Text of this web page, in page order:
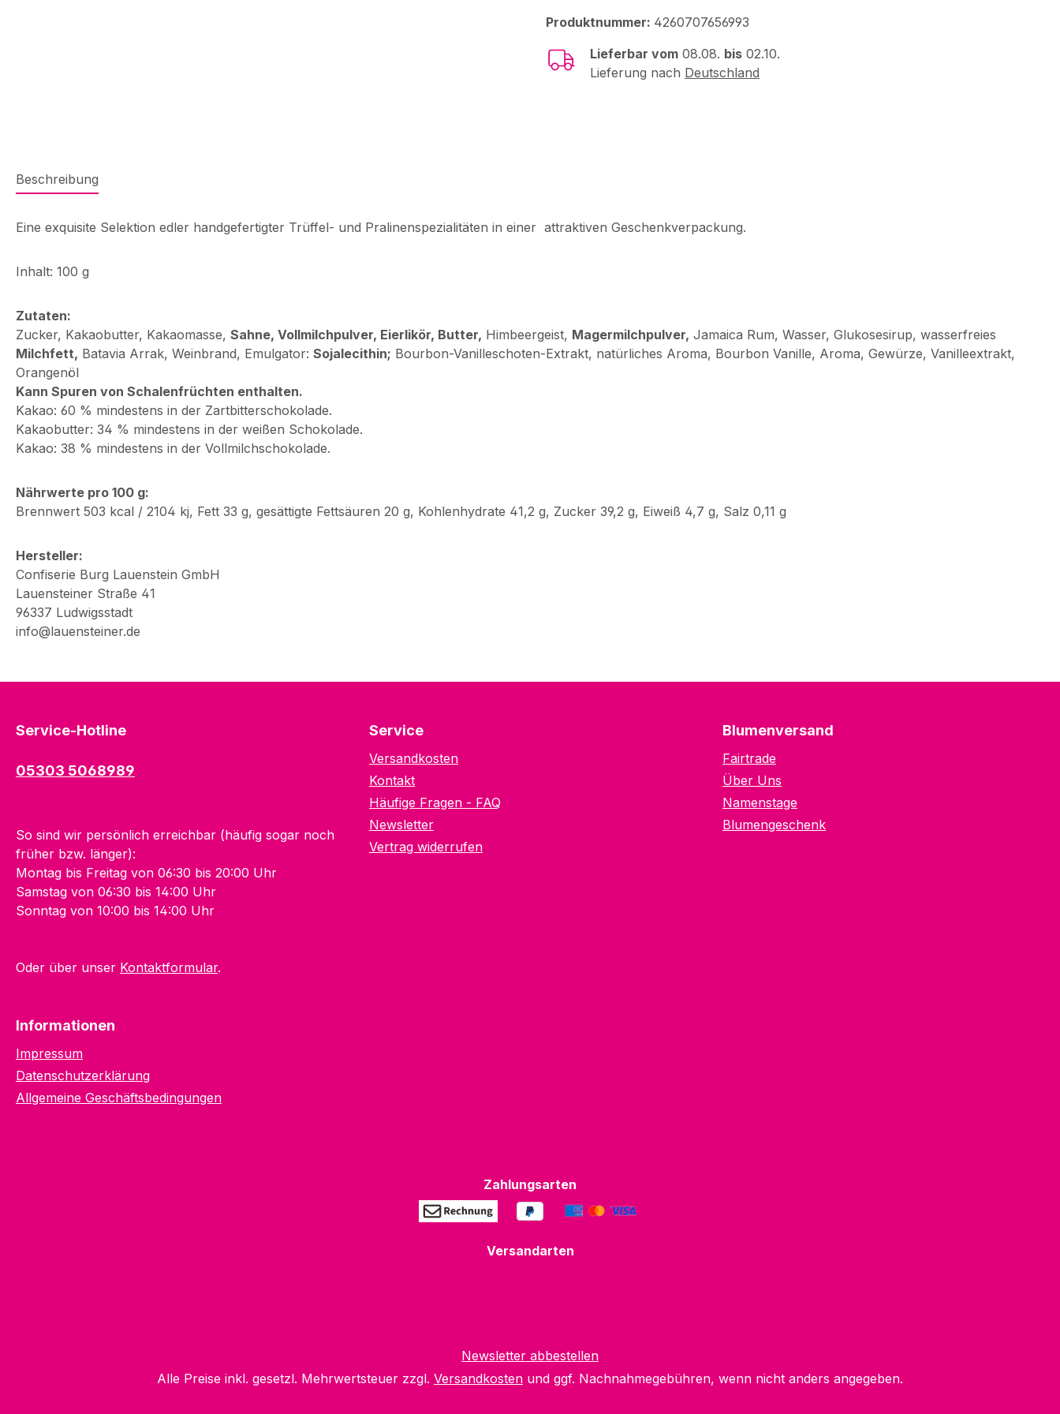
Produktnummer: 4260707656993
Lieferbar vom 08.08. bis 02.10.
Lieferung nach Deutschland
Beschreibung
Eine exquisite Selektion edler handgefertigter Trüffel- und Pralinenspezialitäten in einer attraktiven Geschenkverpackung.
Inhalt: 100 g
Zutaten:
Zucker, Kakaobutter, Kakaomasse, Sahne, Vollmilchpulver, Eierlikör, Butter, Himbeergeist, Magermilchpulver, Jamaica Rum, Wasser, Glukosesirup, wasserfreies
Milchfett, Batavia Arrak, Weinbrand, Emulgator: Sojalecithin; Bourbon-Vanilleschoten-Extrakt, natürliches Aroma, Bourbon Vanille, Aroma, Gewürze, Vanilleextrakt,
Orangenöl
Kann Spuren von Schalenfrüchten enthalten.
Kakao: 60 % mindestens in der Zartbitterschokolade.
Kakaobutter: 34 % mindestens in der weißen Schokolade.
Kakao: 38 % mindestens in der Vollmilchschokolade.
Nährwerte pro 100 g:
Brennwert 503 kcal / 2104 kj, Fett 33 g, gesättigte Fettsäuren 20 g, Kohlenhydrate 41,2 g, Zucker 39,2 g, Eiweiß 4,7 g, Salz 0,11 g
Hersteller:
Confiserie Burg Lauenstein GmbH
Lauensteiner Straße 41
96337 Ludwigsstadt
info@lauensteiner.de
Service-Hotline
05303 5068989
So sind wir persönlich erreichbar (häufig sogar noch
früher bzw. länger):
Montag bis Freitag von 06:30 bis 20:00 Uhr
Samstag von 06:30 bis 14:00 Uhr
Sonntag von 10:00 bis 14:00 Uhr
Oder über unser Kontaktformular.
Service
Versandkosten
Kontakt
Häufige Fragen - FAQ
Newsletter
Vertrag widerrufen
Blumenversand
Fairtrade
Über Uns
Namenstage
Blumengeschenk
Informationen
Impressum
Datenschutzerklärung
Allgemeine Geschäftsbedingungen
Zahlungsarten
Versandarten
Newsletter abbestellen
Alle Preise inkl. gesetzl. Mehrwertsteuer zzgl. Versandkosten und ggf. Nachnahmegebühren, wenn nicht anders angegeben.